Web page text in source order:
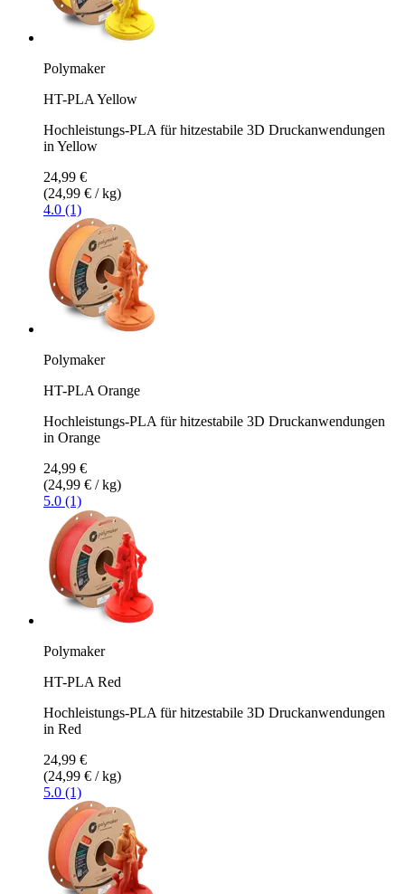
Polymaker
HT-PLA Yellow
Hochleistungs-PLA für hitzestabile 3D Druckanwendungen
in Yellow
24,99 €
(24,99 € / kg)
4.0 (1)
Polymaker
HT-PLA Orange
Hochleistungs-PLA für hitzestabile 3D Druckanwendungen
in Orange
24,99 €
(24,99 € / kg)
5.0 (1)
Polymaker
HT-PLA Red
Hochleistungs-PLA für hitzestabile 3D Druckanwendungen
in Red
24,99 €
(24,99 € / kg)
5.0 (1)